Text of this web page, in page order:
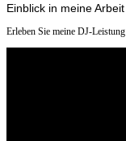
Einblick in meine Arbeit
Erleben Sie meine DJ-